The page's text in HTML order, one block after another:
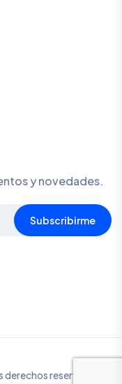
y novedades.
Subscribirme
reservados